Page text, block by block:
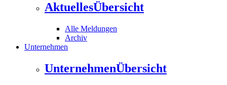
AktuellesÜbersicht
Alle Meldungen
Archiv
Unternehmen
UnternehmenÜbersicht